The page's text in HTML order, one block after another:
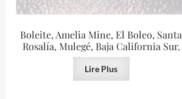
Boleite, Amelia Mine, El Boleo, Santa
Rosalía, Mulegé, Baja California Sur.
Lire Plus